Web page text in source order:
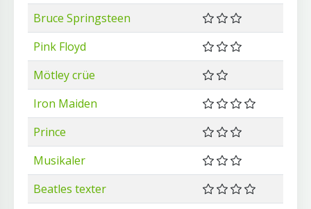
Bruce Springsteen
Pink Floyd
Mötley crüe
Iron Maiden
Prince
Musikaler
Beatles texter